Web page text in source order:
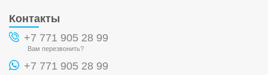
Контакты
+7 771 905 28 99
Вам перезвонить?
+7 771 905 28 99